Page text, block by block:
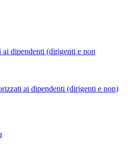
dipendenti (dirigenti e non
ai dipendenti (dirigenti e non)